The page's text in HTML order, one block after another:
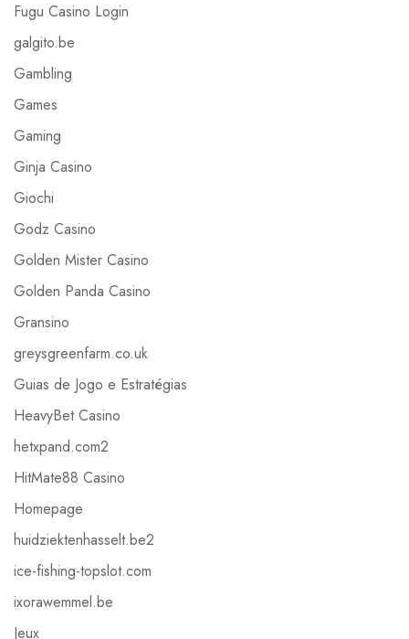
Fugu Casino Login
galgito.be
Gambling
Games
Gaming
Ginja Casino
Giochi
Godz Casino
Golden Mister Casino
Golden Panda Casino
Gransino
greysgreenfarm.co.uk
Guias de Jogo e Estratégias
HeavyBet Casino
hetxpand.com2
HitMate88 Casino
Homepage
huidziektenhasselt.be2
ice-fishing-topslot.com
ixorawemmel.be
Jeux